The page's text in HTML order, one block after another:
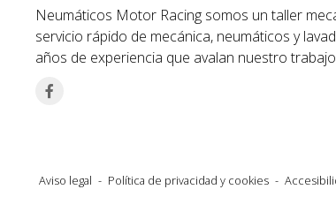
Neumáticos Motor Racing somos un taller
servicio rápido de mecánica, neumáticos y
años de experiencia que avalan nuestro
Aviso legal - Política de privacidad y cookies -